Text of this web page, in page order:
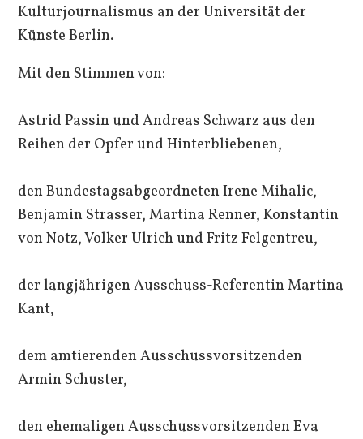
Kulturjournalismus an der Universität der
Künste Berlin.
Mit den Stimmen von:
Astrid Passin und Andreas Schwarz aus den
Reihen der Opfer und Hinterbliebenen,
den Bundestagsabgeordneten Irene Mihalic,
Benjamin Strasser, Martina Renner, Konstantin
von Notz, Volker Ulrich und Fritz Felgentreu,
der langjährigen Ausschuss-Referentin Martina
Kant,
dem amtierenden Ausschussvorsitzenden
Armin Schuster,
den ehemaligen Ausschussvorsitzenden Eva